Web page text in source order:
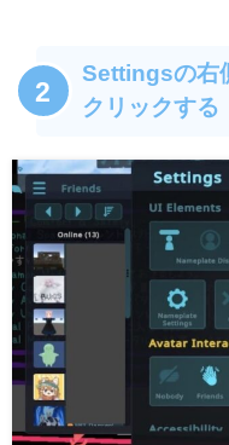
2
Settingsの右
クリックする